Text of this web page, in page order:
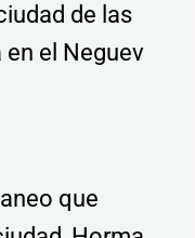
de las
el Neguev
que